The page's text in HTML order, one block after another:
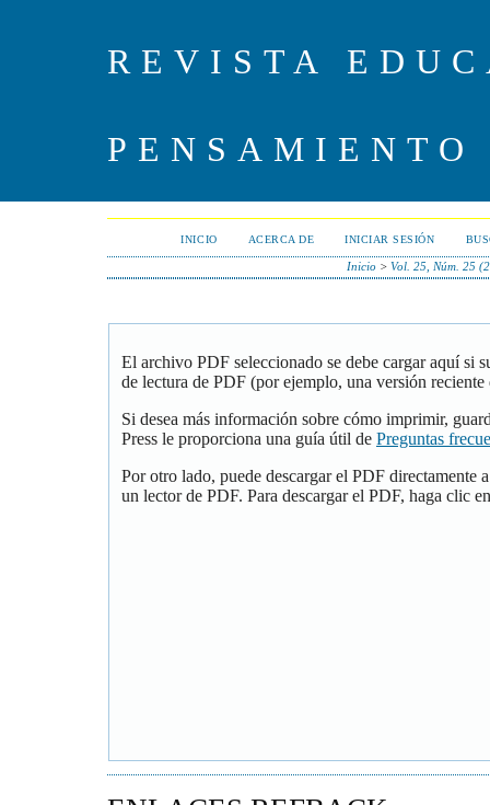
REVISTA
PENSAMIENTO
INICIO ACERCA DE INICIAR SESIÓN
Inicio> Vol. 25, Núm. 25
El archivo PDF seleccionado se debe cargar aquí si
de lectura de PDF (por ejemplo, una versión
Si desea más información sobre cómo imprimir,
Press le proporciona una guía útil de Preguntas
Por otro lado, puede descargar el PDF directamente
un lector de PDF. Para descargar el PDF, haga clic